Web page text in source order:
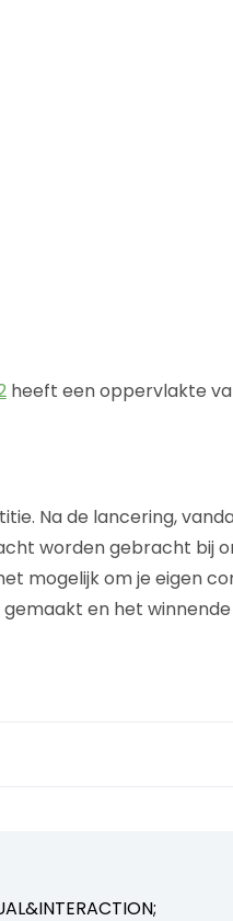
heeft een oppervlakte
Na de lancering,
worden gebracht bij
mogelijk om je eigen
en het